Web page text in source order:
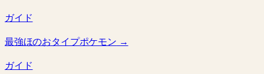
ガイド
最強ほのおタイプポケモン →
ガイド